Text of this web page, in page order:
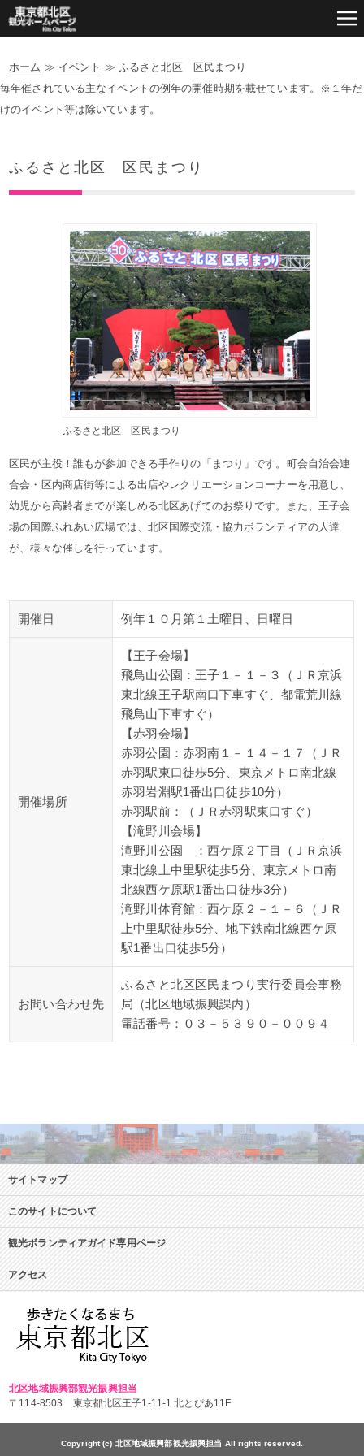
ホーム ≫ イベント ≫ ふるさと北区 区民まつり
毎年催されている主なイベントの例年の開催時期を載せています。※１年だ
けのイベント等は除いています。
ふるさと北区 区民まつり
ふるさと北区 区民まつり
区民が主役！誰もが参加できる手作りの「まつり」です。町会自治会連
合会・区内商店街等による出店やレクリエーションコーナーを用意し、
幼児から高齢者までが楽しめる北区あげてのお祭りです。また、王子会
場の国際ふれあい広場では、北区国際交流・協力ボランティアの人達
が、様々な催しを行っています。
開催日 例年１０月第１土曜日、日曜日
開催場所
【王子会場】
飛鳥山公園：王子１－１－３（ＪＲ京浜
東北線王子駅南口下車すぐ、都電荒川線
飛鳥山下車すぐ）
【赤羽会場】
赤羽公園：赤羽南１－１４－１７（ＪＲ
赤羽駅東口徒歩5分、東京メトロ南北線
赤羽岩淵駅1番出口徒歩10分）
赤羽駅前：（ＪＲ赤羽駅東口すぐ）
【滝野川会場】
滝野川公園 ：西ケ原２丁目（ＪＲ京浜
東北線上中里駅徒歩5分、東京メトロ南
北線西ケ原駅1番出口徒歩3分）
滝野川体育館：西ケ原２－１－６（ＪＲ
上中里駅徒歩5分、地下鉄南北線西ケ原
駅1番出口徒歩5分）
お問い合わせ先
ふるさと北区区民まつり実行委員会事務
局（北区地域振興課内）
電話番号：０３－５３９０－００９４
サイトマップ
このサイトについて
観光ボランティアガイド専用ページ
アクセス
北区地域振興部観光振興担当
〒114-8503 東京都北区王子1-11-1 北とぴあ11F
Copyright (c) 北区地域振興部観光振興担当 All rights reserved.